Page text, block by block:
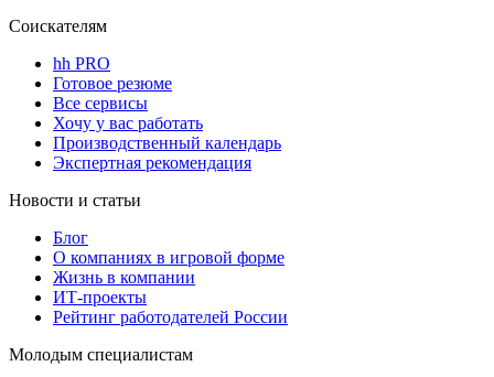
Соискателям
hh PRO
Готовое резюме
Все сервисы
Хочу у вас работать
Производственный календарь
Экспертная рекомендация
Новости и статьи
Блог
О компаниях в игровой форме
Жизнь в компании
ИТ-проекты
Рейтинг работодателей России
Молодым специалистам